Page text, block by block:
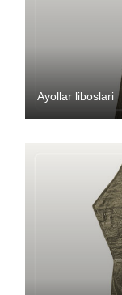
Ayollar liboslari